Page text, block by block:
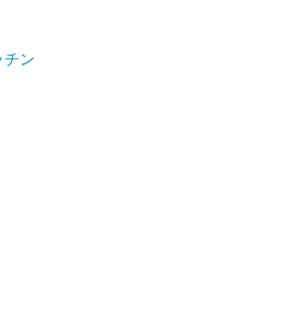
チン